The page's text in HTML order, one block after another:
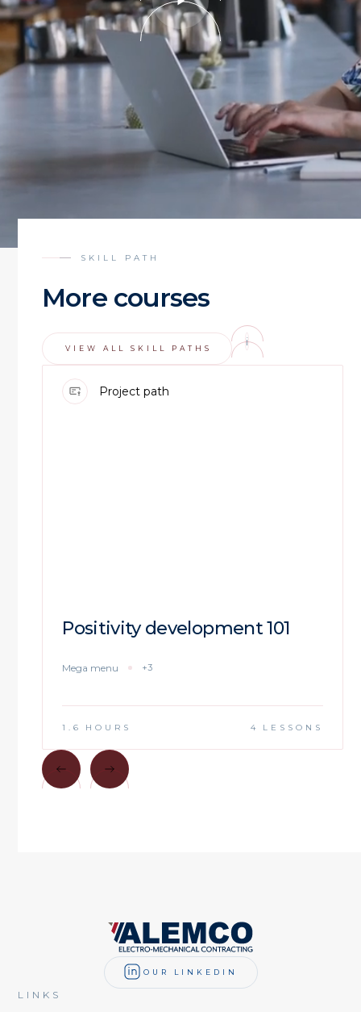
SKILL PATH
More courses
i
VIEW ALL SKILL PATHS
Project path
Positivity development 101
Mega menu +3
1.6 HOURS 4 LESSONS
OUR LINKEDIN
LINKS